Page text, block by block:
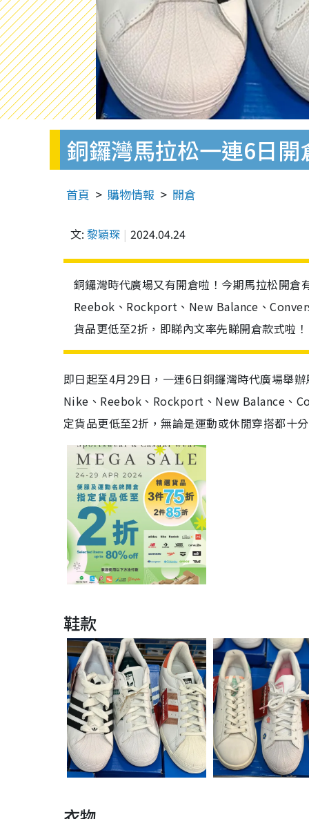
銅鑼灣馬拉松一連6日
首頁 購物情報 開倉
文: 黎穎琛 2024.04.24
銅鑼灣時代廣場又有開倉啦！今期馬拉松開
Reebok、Rockport、New Balance、
貨品更低至2折，即睇內文率先睇開倉款式啦！
即日起至4月29日，一連6日銅鑼灣時代廣場舉辦
Nike、Reebok、Rockport、New Balance、
定貨品更低至2折，無論是運動或休閒穿搭都十
鞋款